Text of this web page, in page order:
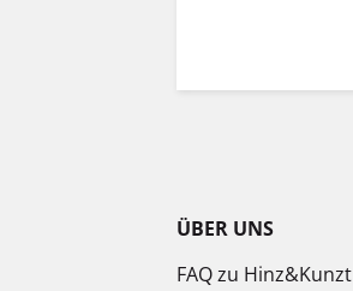
ÜBER UNS
FAQ zu Hinz&Kunzt